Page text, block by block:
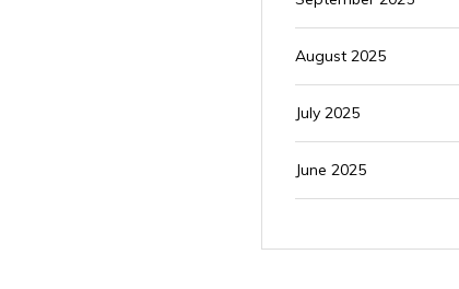
August 2025
July 2025
June 2025